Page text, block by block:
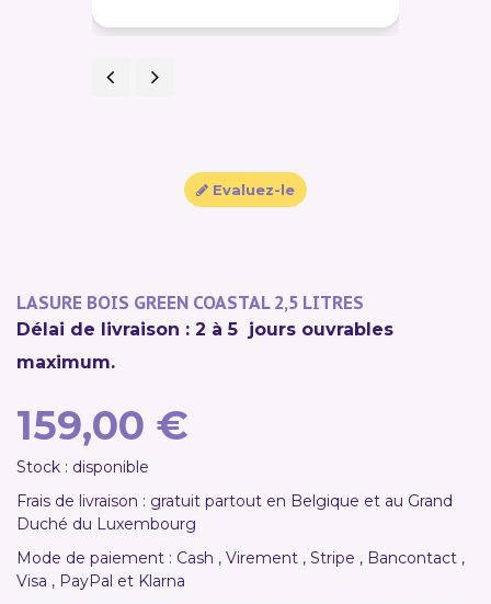
Evaluez-le
LASURE BOIS GREEN COASTAL 2,5 LITRES
Délai de livraison : 2 à 5 jours ouvrables
maximum.
159,00 €
Stock : disponible
Frais de livraison : gratuit partout en Belgique et au Grand
Duché du Luxembourg
Mode de paiement : Cash , Virement , Stripe , Bancontact ,
Visa , PayPal et Klarna